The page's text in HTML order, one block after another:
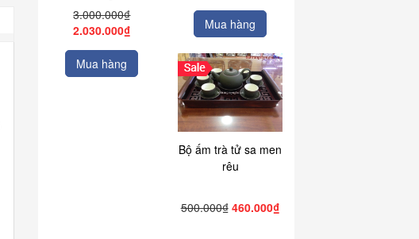
3.000.000₫
2.030.000₫
Mua hàng
Mua hàng
Bộ ấm trà tử sa men
rêu
500.000₫ 460.000₫